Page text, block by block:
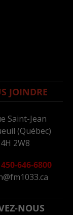
JOINDRE
Saint-Jean
(Québec)
2W8
450-646-6800
NOUS